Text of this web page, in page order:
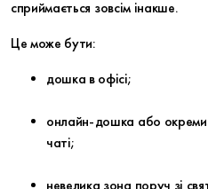
сприймається зовсім інакше.
Це може бути:
дошка в офісі;
онлайн-дошка або
чаті;
невелика зона поруч зі